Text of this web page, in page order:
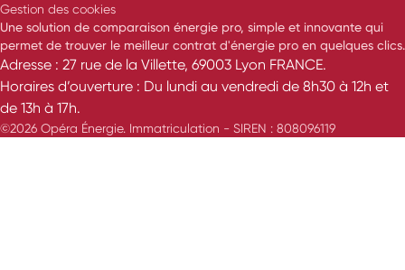
Gestion des cookies
Une solution de comparaison énergie pro, simple et innovante qui
permet de trouver le meilleur contrat d'énergie pro en quelques clics.
Adresse : 27 rue de la Villette, 69003 Lyon FRANCE.
Horaires d’ouverture : Du lundi au vendredi de 8h30 à 12h et
de 13h à 17h.
©2026 Opéra Énergie. Immatriculation - SIREN : 808096119